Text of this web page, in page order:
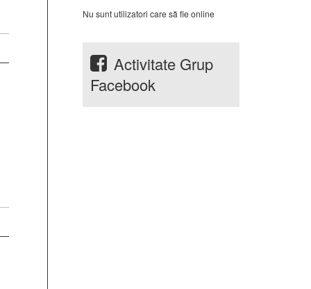
Nu sunt utilizatori care să fie online
Activitate Grup
Facebook